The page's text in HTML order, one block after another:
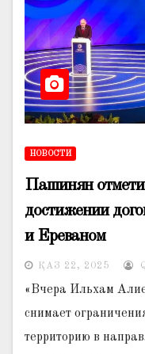
НОВОСТИ
Пашинян
достижении
и Ереваном
ҚАЗ 22, 2025
«Вчера Ильхам
снимает
территорию в